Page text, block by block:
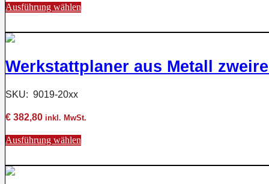
Ausführung wählen
auf.
Die
der
gewählt
werden
Werkstattplaner aus Metall
SKU: 9019-20xx
€ 382,80 inkl. MwSt.
Ausführung wählen